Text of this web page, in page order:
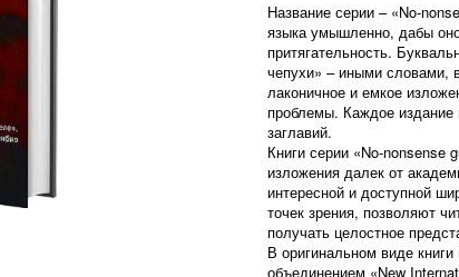
Название серии – «No-
языка умышленно, дабы
притягательность.
чепухи» – иными словами,
лаконичное и емкое
проблемы. Каждое издание
заглавий.
Книги серии «No-nonsense
изложения далек от
интересной и доступной
точек зрения, позволяют
получать целостное
В оригинальном виде
объединением «New